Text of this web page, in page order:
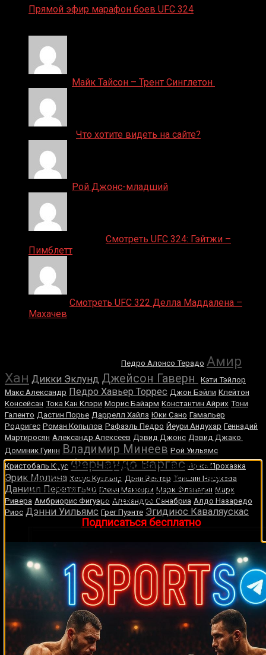
Прямой эфир марафон боев UFC 324
Майк Тайсон – Трент Синглетон
Что хотите видеть на сайте?
Рой Джонс-младший
Смотреть UFC 324: Гэйтжи –
Пимблетт
Смотреть UFC 322 Делла Маддалена –
Махачев
Педро Алонсо Терадо Амир
Хан Дикки Эклунд Джейсон Гаверн
Кэти Тэйлор
Макс Александр Педро Хавьер Торрес Джон Бэйли Клейтон
Консейсан Тока Кан Клэри Морис Байарм Константин Айрих Тони
Галенто Дастин Порье Даррелл Хайлз Юки Сано Гамальер
Родригес Роман Копылов Рафаэль Педро Йеури Андухар Геннадий
Мартиросян Александр Алексеев Дэвид Джонс Дэвид Джако
Доминик Гуинн Владимир Минеев Рой Уильямс
Кристобаль Крус Фернандо Варгас Иржи Прохазка
Эрик Молина Хесус Куэльяр Дэни Вентер Теншин Насукава
Даниил Перетятько Гленн Маккори Марк Флэнаган Марк
Ривера Амбриорис Фигуэро Алехандро Санабриа Алдо Назаредо
Риос Дэнни Уильямс Грег Пуэнте Эгидиюс Каваляускас
🔥 Хочешь зарабатывать на спорте?
Подписывайся на наш Telegram-канал1Sports—
прогнозы на единоборства и другие виды спорта
каждый день!
Подписаться бесплатно